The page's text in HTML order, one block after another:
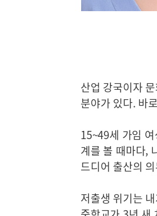
산업 강국이자
분야가 있다. 바
15~49세 가임
계를 볼 때마다,
드디어 출산의
저출생 위기는